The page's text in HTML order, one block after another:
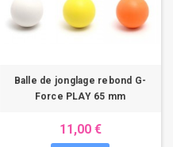
Balle de jonglage rebond G-
Force PLAY 65 mm
11,00 €